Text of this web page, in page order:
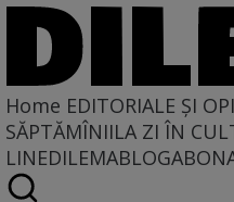
Home EDITORIALE ȘI
SĂPTĂMÎNIILA ZI ÎN
LINEDILEMABLOG